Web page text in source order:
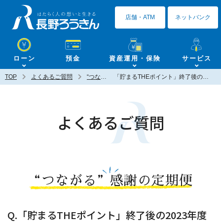
ローン 預金 資産運用・保険 サービス
店舗・ATM ネットバンク
TOP よくあるご質問 “つながる”感謝の定期便 「貯まるTHEポイント」終了後の2023年度からの新たなサービス、“つながる”感謝の定期便について教えてください。
よくあるご質問
“つながる”感謝の定期便
Q.「貯まるTHEポイント」終了後の2023年度